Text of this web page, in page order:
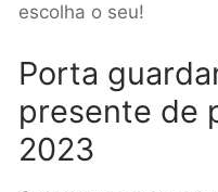
escolha o seu!
Porta
presente de
2023